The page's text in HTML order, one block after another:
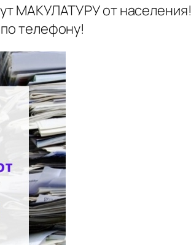
МАКУЛАТУРУ от населения!
телефону!